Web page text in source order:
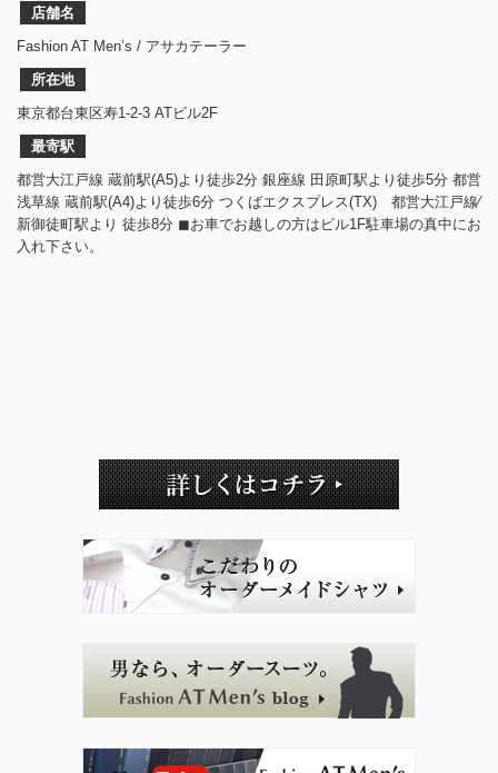
店舗名
Fashion AT Men’s / アサカテーラー
所在地
東京都台東区寿1-2-3 ATビル2F
最寄駅
都営大江戸線 蔵前駅(A5)より徒歩2分 銀座線 田原町駅より徒歩5分 都営
浅草線 蔵前駅(A4)より徒歩6分 つくばエクスプレス(TX) 都営大江戸線⁄
新御徒町駅より 徒歩8分 ◼︎お車でお越しの方はビル1F駐車場の真中にお
入れ下さい。